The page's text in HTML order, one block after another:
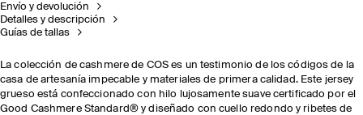
Envío y devolución
Detalles y descripción
Guías de tallas
La colección de cashmere de COS es un testimonio de los códigos de la
casa de artesanía impecable y materiales de primera calidad. Este jersey
grueso está confeccionado con hilo lujosamente suave certificado por el
Good Cashmere Standard® y diseñado con cuello redondo y ribetes de